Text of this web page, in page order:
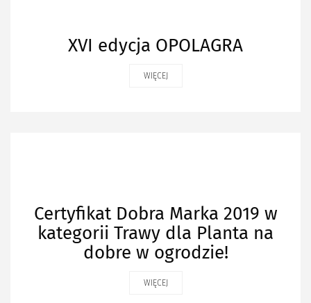
XVI edycja OPOLAGRA
WIĘCEJ
Certyfikat Dobra Marka 2019 w
kategorii Trawy dla Planta na
dobre w ogrodzie!
WIĘCEJ